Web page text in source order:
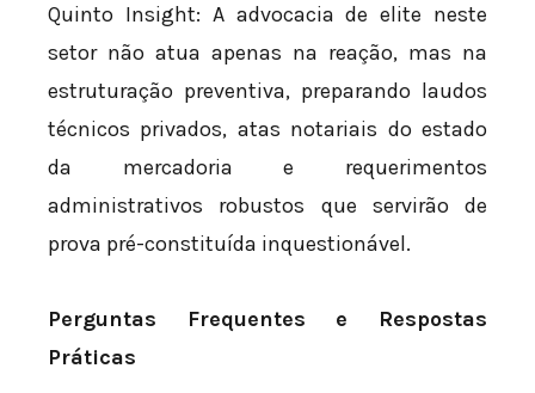
Quinto Insight: A advocacia de elite neste
setor não atua apenas na reação, mas na
estruturação preventiva, preparando laudos
técnicos privados, atas notariais do estado
da mercadoria e requerimentos
administrativos robustos que servirão de
prova pré-constituída inquestionável.
Perguntas Frequentes e Respostas
Práticas